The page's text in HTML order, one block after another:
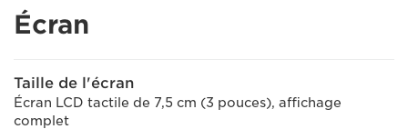
Écran
Taille de l'écran
Écran LCD tactile de 7,5 cm (3 pouces), affichage
complet